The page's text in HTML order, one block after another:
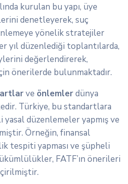
kurulan bu yapı, üye
denetleyerek, suç
yönelik stratejiler
yıl düzenlediği toplantılarda,
değerlendirerek,
önerilerde bulunmaktadır.
ve önlemlerdünya
Türkiye, bu standartlara
düzenlemeler yapmış ve
Örneğin, finansal
tespiti yapması ve şüpheli
FATF’ın önerileri